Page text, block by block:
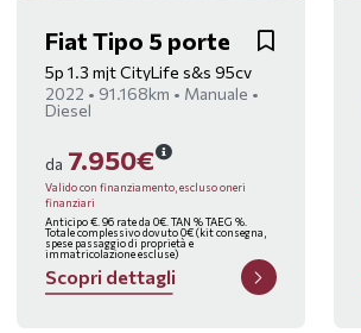
Fiat Tipo 5 porte
5p 1.3 mjt CityLife s&s 95cv
2022 • 91.168km • Manuale •
Diesel
da 7.950€
Valido con finanziamento, escluso oneri
finanziari
Anticipo €. 96 rate da 0€. TAN % TAEG %.
Totale complessivo dovuto 0€ (kit consegna,
spese passaggio di proprietà e
immatricolazione escluse)
Scopri dettagli